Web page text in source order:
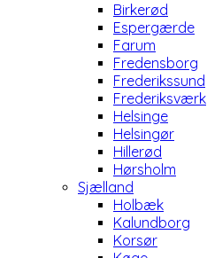
Birkerød
Espergærde
Farum
Fredensborg
Frederikssund
Frederiksværk
Helsinge
Helsingør
Hillerød
Hørsholm
Sjælland
Holbæk
Kalundborg
Korsør